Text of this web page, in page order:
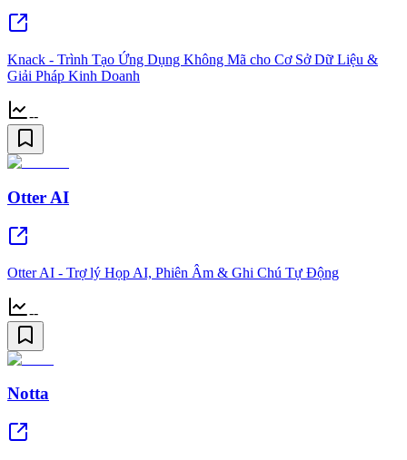
Knack - Trình Tạo Ứng Dụng Không Mã cho Cơ Sở Dữ Liệu &
Giải Pháp Kinh Doanh
--
Otter AI
Otter AI - Trợ lý Họp AI, Phiên Âm & Ghi Chú Tự Động
--
Notta